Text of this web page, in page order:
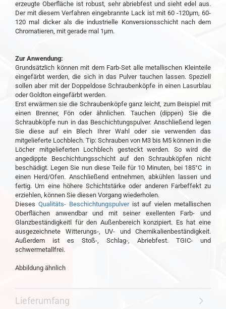
erzeugte Oberfläche ist robust, sehr abriebfest und sieht edel aus.
Der mit diesem Verfahren eingebrannte Lack ist mit 60 -120µm, 60-
120 mal dicker als die industrielle Konversionsschicht nach dem
Chromatieren, mit gerade mal 1µm.
Zur Anwendung:
Grundsätzlich können mit dem Farb-Set alle metallischen Kleinteile
eingefärbt werden, die sich in das Pulver tauchen lassen. Speziell
sollen aber mit der Doppeldose Schraubenköpfe in einen Lasurblau
oder Goldton eingefärbt werden.
Erst erwärmen sie die Schraubenköpfe ganz leicht, zum Beispiel mit
einen Brenner, Fön oder ähnlichen. Tauchen (dippen) Sie die
Schraubköpfe nun in das Beschichtungspulver. Anschließend legen
Sie diese auf ein Blech Ihrer Wahl oder sie verwenden das
mitgelieferte Lochblech. Tip: Schrauben von M3 bis M5 können in die
Löcher mitgelieferten Lochblech gesteckt werden. So wird die
angedippte Beschichtungsschicht auf den Schraubköpfen nicht
beschädigt. Legen Sie nun diese Teile für 10 Minuten, bei 185°C in
einen Herd/Ofen. Anschließend entnehmen, abkühlen lassen und
fertig. Um eine höhere Schichtstärke oder anderen Farbeffekt zu
erziehlen, können Sie diesen Vorgang wiederholen.
Dieses Qualitäts- Beschichtungspulverist auf vielen metallischen
Oberflächen anwendbar und mit seiner exellenten Farb- und
Glanzbeständigkeitl für den Außenbereich konzipiert. Es hat eine
ausgezeichnete Witterungs-, UV- und Chemikalienbeständigkeit.
Außerdem ist es Stoß-, Schlag-, Abriebfest. TGIC- und
schwermetallfrei.
Abbildung ähnlich
Lieferumfang